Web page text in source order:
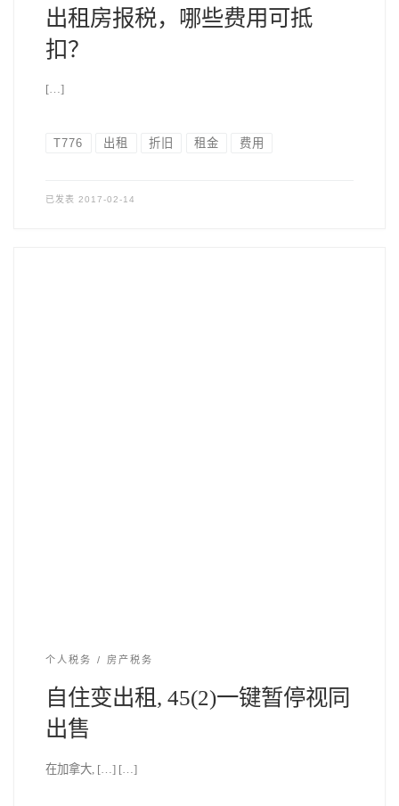
出租房报税，哪些费用可抵
扣？
[…]
T776 出租 折旧 租金 费用
已发表 2017-02-14
个人税务 房产税务
自住变出租, 45(2)一键暂停视同
出售
在加拿大, […] […]